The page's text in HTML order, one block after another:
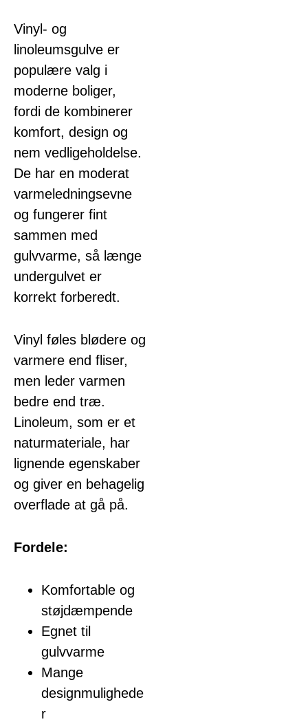
Vinyl- og
linoleumsgulve er
populære valg i
moderne boliger,
fordi de kombinerer
komfort, design og
nem vedligeholdelse.
De har en moderat
varmeledningsevne
og fungerer fint
sammen med
gulvvarme, så længe
undergulvet er
korrekt forberedt.
Vinyl føles blødere og
varmere end fliser,
men leder varmen
bedre end træ.
Linoleum, som er et
naturmateriale, har
lignende egenskaber
og giver en behagelig
overflade at gå på.
Fordele:
Komfortable og
støjdæmpende
Egnet til
gulvvarme
Mange
designmulighede
r